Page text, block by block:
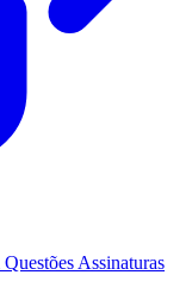
Questões Assinaturas